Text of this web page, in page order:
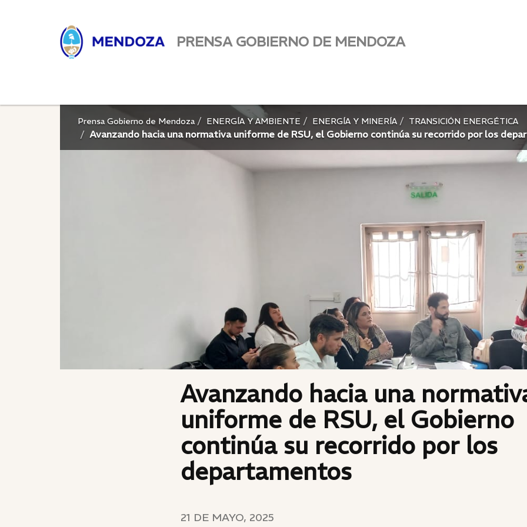
PRENSA GOBIERNO DE MENDOZA
Prensa Gobierno de Mendoza ENERGÍA Y AMBIENTE ENERGÍA Y MINERÍA TRANSICIÓN ENERGÉTICA
Avanzando hacia una normativa uniforme de RSU, el Gobierno continúa su recorrido por los
Avanzando hacia una
uniforme de RSU, el Gobierno
continúa su recorrido por los
departamentos
21 DE MAYO, 2025